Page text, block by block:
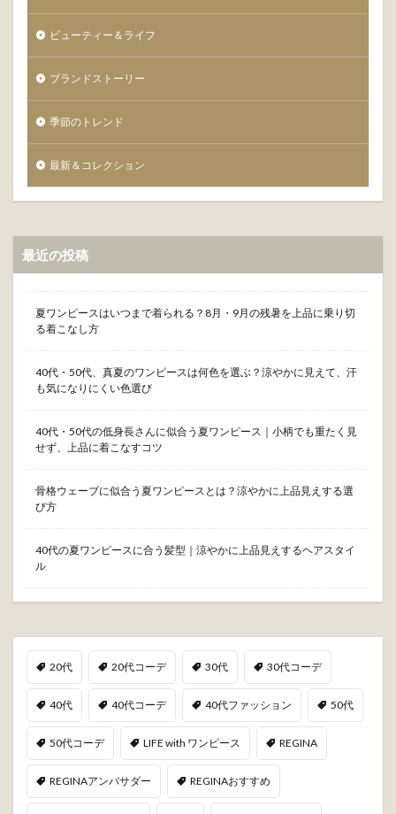
ビューティー＆ライフ
ブランドストーリー
季節のトレンド
最新＆コレクション
最近の投稿
夏ワンピースはいつまで着られる？8月・9月の残暑を上品に乗り切
る着こなし方
40代・50代、真夏のワンピースは何色を選ぶ？涼やかに見えて、汗
も気になりにくい色選び
40代・50代の低身長さんに似合う夏ワンピース｜小柄でも重たく見
せず、上品に着こなすコツ
骨格ウェーブに似合う夏ワンピースとは？涼やかに上品見えする選
び方
40代の夏ワンピースに合う髪型｜涼やかに上品見えするヘアスタイ
ル
20代 20代コーデ 30代 30代コーデ
40代 40代コーデ 40代ファッション 50代
50代コーデ LIFE with ワンピース REGINA
REGINAアンバサダー REGINAおすすめ